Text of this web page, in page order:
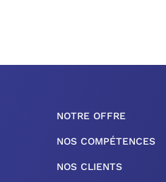
NOTRE OFFRE
NOS COMPÉTENCES
NOS CLIENTS